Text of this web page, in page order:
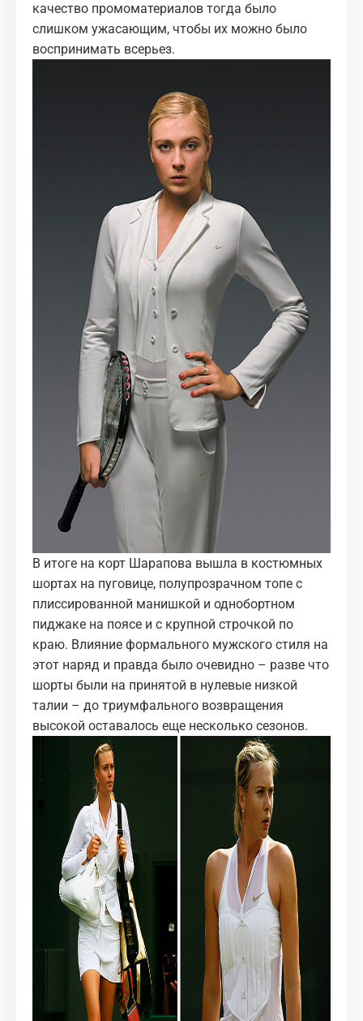
качество промоматериалов тогда было
слишком ужасающим, чтобы их можно было
воспринимать всерьез.
В итоге на корт Шарапова вышла в костюмных
шортах на пуговице, полупрозрачном топе с
плиссированной манишкой и однобортном
пиджаке на поясе и с крупной строчкой по
краю. Влияние формального мужского стиля на
этот наряд и правда было очевидно – разве что
шорты были на принятой в нулевые низкой
талии – до триумфального возвращения
высокой оставалось еще несколько сезонов.